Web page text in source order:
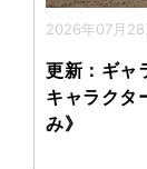
2026年07月28
更新：ギャ
キャラクタ
み》